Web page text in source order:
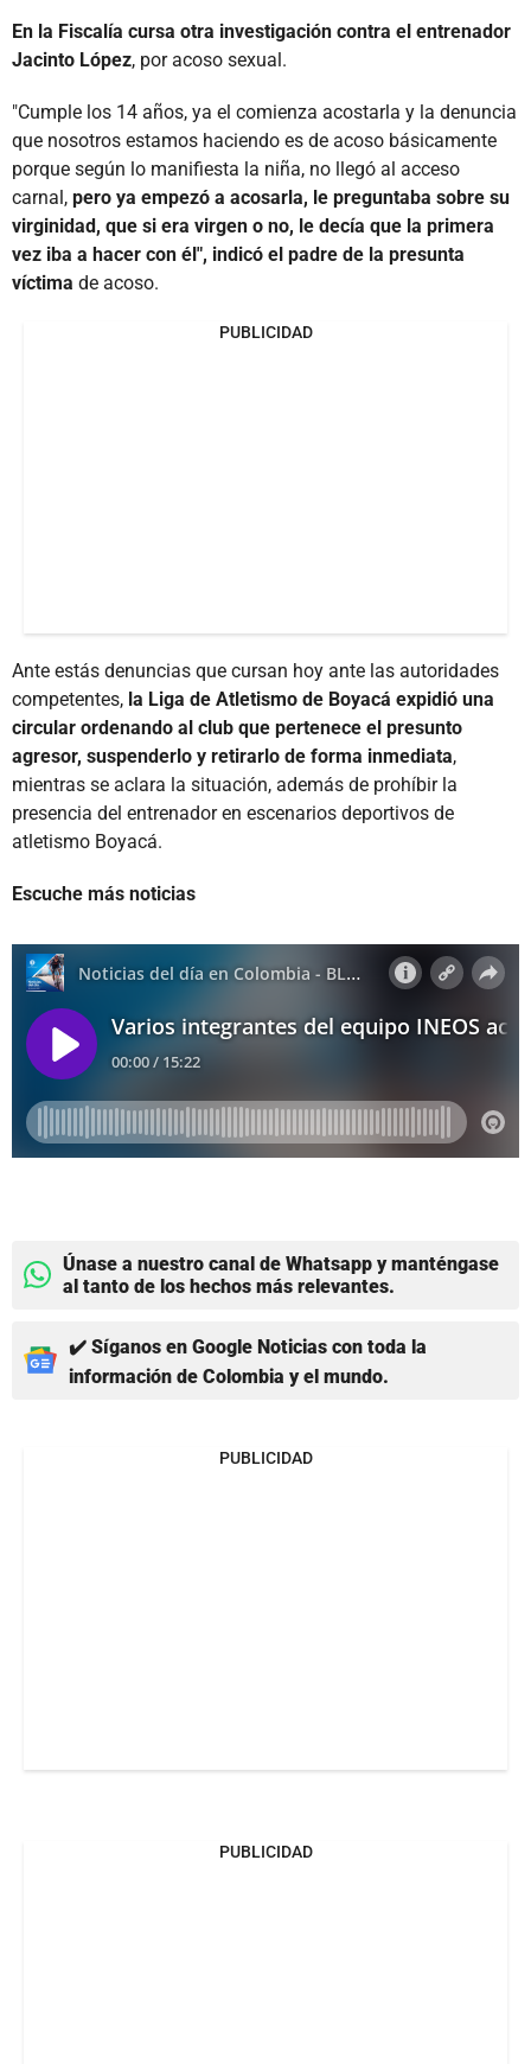
En la Fiscalía cursa otra investigación contra el entrenador
Jacinto López, por acoso sexual.
"Cumple los 14 años, ya el comienza acostarla y la denuncia
que nosotros estamos haciendo es de acoso básicamente
porque según lo manifiesta la niña, no llegó al acceso
carnal, pero ya empezó a acosarla, le preguntaba sobre su
virginidad, que si era virgen o no, le decía que la primera
vez iba a hacer con él", indicó el padre de la presunta
víctima de acoso.
PUBLICIDAD
Ante estás denuncias que cursan hoy ante las autoridades
competentes, la Liga de Atletismo de Boyacá expidió una
circular ordenando al club que pertenece el presunto
agresor, suspenderlo y retirarlo de forma inmediata,
mientras se aclara la situación, además de prohíbir la
presencia del entrenador en escenarios deportivos de
atletismo Boyacá.
Escuche más noticias
Únase a nuestro canal de Whatsapp y manténgase
al tanto de los hechos más relevantes.
✔️ Síganos en Google Noticias con toda la
información de Colombia y el mundo.
PUBLICIDAD
PUBLICIDAD